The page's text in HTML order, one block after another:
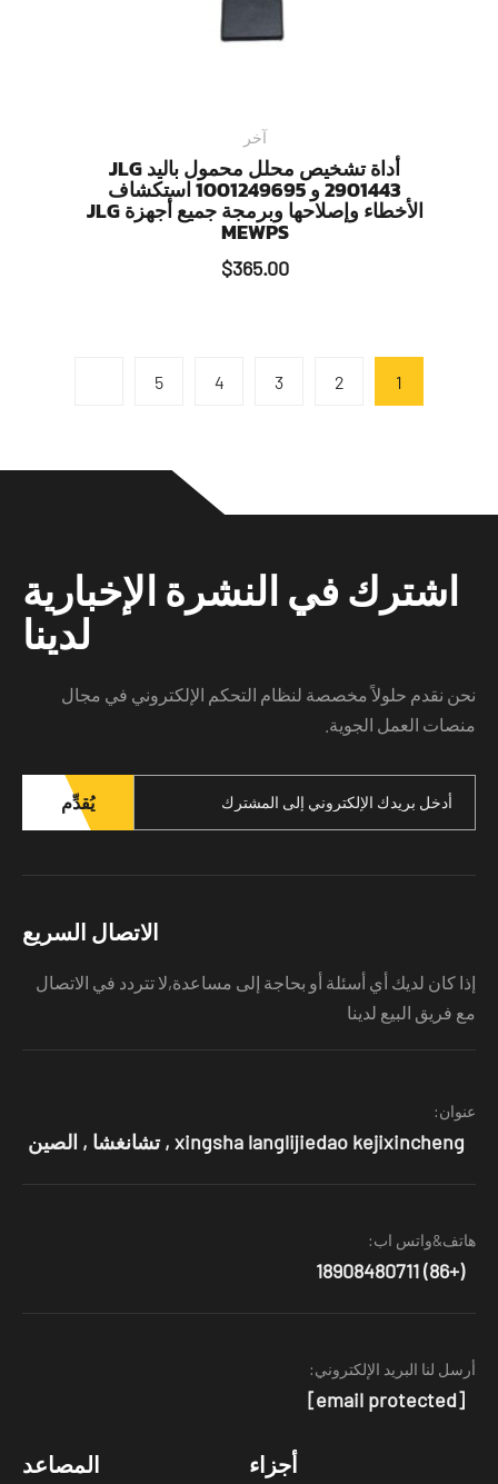
أداة تشخيص محلل محمول باليد JLG
2901443 و 1001249695 استكشاف
الأخطاء وإصلاحها وبرمجة جميع أجهزة JLG
MEWPS
$365.00
اشترك في النشرة الإخبارية
لدينا
نقدم حلولاً مخصصة لنظام التحكم الإلكتروني في مجال
العمل الجوية.
يُقدِّم
الاتصال السريع
كان لديك أي أسئلة أو بحاجة إلى مساعدة,لا تتردد في الاتصال
فريق البيع لدينا
xingsha langlijiedao kejixincheng , تشانغشا , الصين
اب:
لنا البريد الإلكتروني:
أجزاء المصاعد